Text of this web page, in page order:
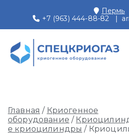
содержимому
Пермь
+7 (963) 444-88-82 |
Главная / Криогенное
оборудование /
е криоцилиндры /